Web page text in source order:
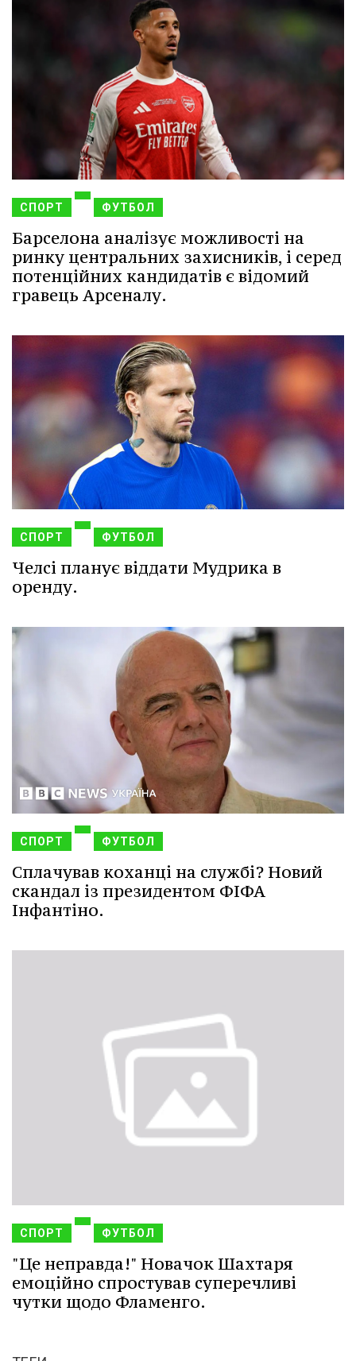
СПОРТ ФУТБОЛ
Барселона аналізує можливості на
ринку центральних захисників, і серед
потенційних кандидатів є відомий
гравець Арсеналу.
СПОРТ ФУТБОЛ
Челсі планує віддати Мудрика в
оренду.
СПОРТ ФУТБОЛ
Сплачував коханці на службі? Новий
скандал із президентом ФІФА
Інфантіно.
СПОРТ ФУТБОЛ
"Це неправда!" Новачок Шахтаря
емоційно спростував суперечливі
чутки щодо Фламенго.